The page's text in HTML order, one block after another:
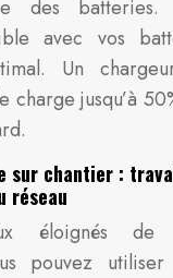
des batteries.
avec vos
Un
charge jusqu’à
sur chantier :
réseau
éloignés de
pouvez